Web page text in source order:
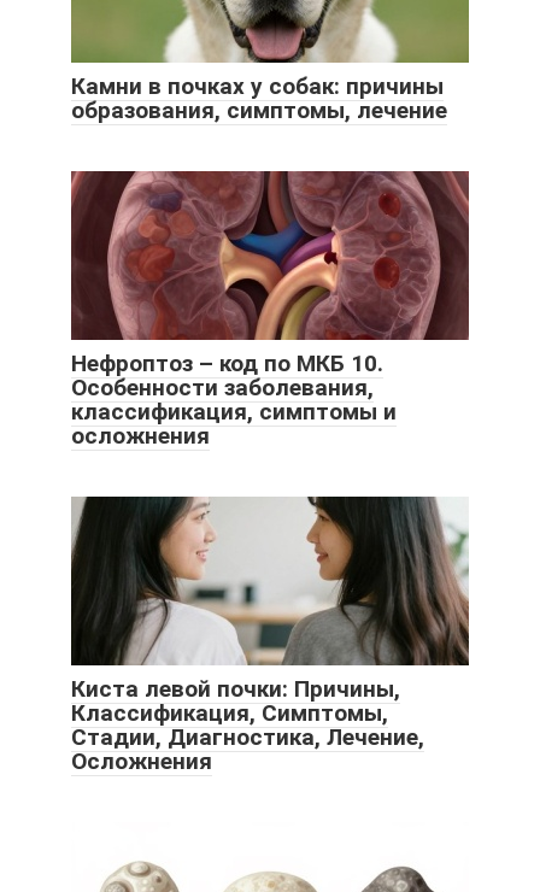
Камни в почках у собак: причины
образования, симптомы, лечение
Нефроптоз – код по МКБ 10.
Особенности заболевания,
классификация, симптомы и
осложнения
Киста левой почки: Причины,
Классификация, Симптомы,
Стадии, Диагностика, Лечение,
Осложнения